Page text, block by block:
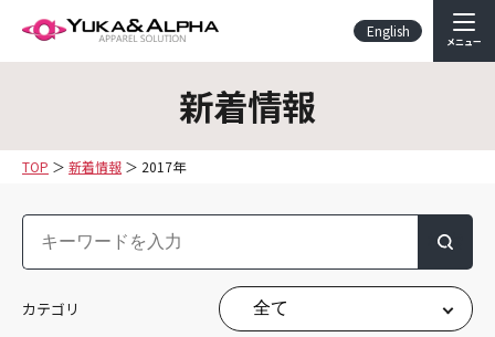
English
メニュー
新着情報
TOP 新着情報 2017年
検索
カテゴリ